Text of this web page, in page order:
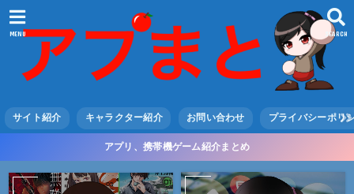
SEARCH
MENU
サイト紹介 キャラクター紹介 お問い合わせ プライバシーポリ
アプリ、携帯機ゲーム紹介まとめ